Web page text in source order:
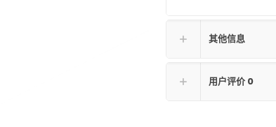
其他信息
用户评价 0